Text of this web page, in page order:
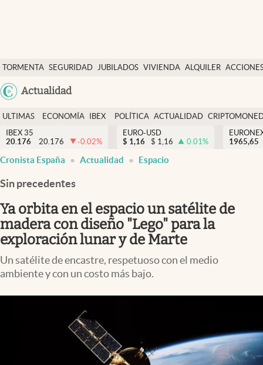
TORMENTA SEGURIDAD JUBILADOS VIVIENDA ALQUILER
USA
Actualidad
Economía y finanzas
Política
Actualidad
Criptomonedas
España
ULTIMAS
NOTICIAS
ECONOMÍA
FINANZAS
IBEX
EURO
POLÍTICA ACTUALIDAD
IBEX 35
20.176
20.176 -0.02%
EURO-USD
$ 1,16 $ 1,16 0.01%
1965,65
Cronista España Actualidad Espacio
Sin precedentes
Ya orbita en el espacio un satélite de
madera con diseño "Lego" para la
exploración lunar y de Marte
Un satélite de encastre, respetuoso con el medio
ambiente y con un costo más bajo.